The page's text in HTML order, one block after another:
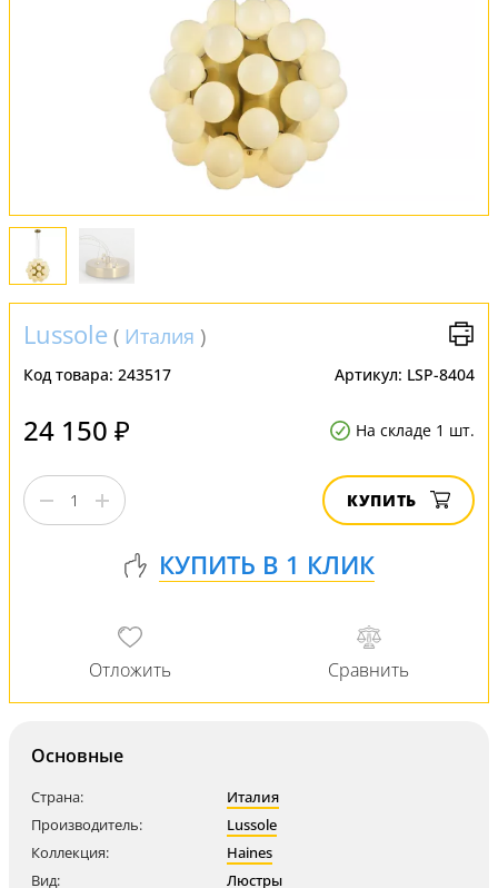
Lussole ( Италия )
Код товара: 243517 Артикул: LSP-8404
24 150 ₽ На складе 1 шт.
КУПИТЬ
Основные
Страна:
Италия
Производитель:
Lussole
Коллекция:
Haines
Вид:
Люстры